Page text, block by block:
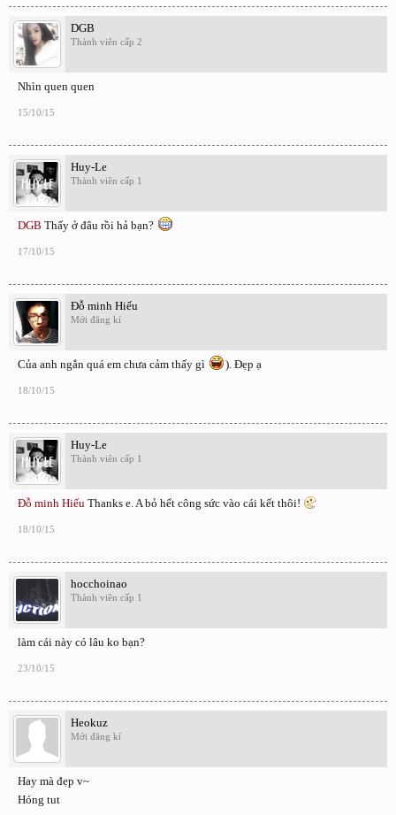
DGB
Thành viên cấp 2
Nhìn quen quen
15/10/15
Huy-Le
Thành viên cấp 1
DGB Thấy ở đâu rồi hả bạn?
17/10/15
Đỗ minh Hiếu
Mới đăng kí
Của anh ngắn quá em chưa cảm thấy gì ). Đẹp ạ
18/10/15
Huy-Le
Thành viên cấp 1
Đỗ minh Hiếu Thanks e. A bỏ hết công sức vào cái kết thôi!
18/10/15
hocchoinao
Thành viên cấp 1
làm cái này có lâu ko bạn?
23/10/15
Heokuz
Mới đăng kí
Hay mà đẹp v~
Hóng tut